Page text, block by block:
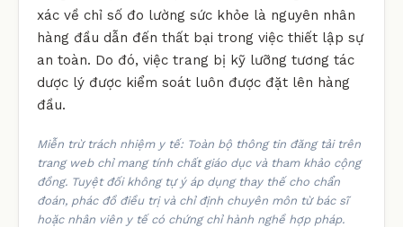
xác về chỉ số đo lường sức khỏe là nguyên nhân
hàng đầu dẫn đến thất bại trong việc thiết lập sự
an toàn. Do đó, việc trang bị kỹ lưỡng tương tác
dược lý được kiểm soát luôn được đặt lên hàng
đầu.
Miễn trừ trách nhiệm y tế: Toàn bộ thông tin đăng tải trên
trang web chỉ mang tính chất giáo dục và tham khảo cộng
đồng. Tuyệt đối không tự ý áp dụng thay thế cho chẩn
đoán, phác đồ điều trị và chỉ định chuyên môn từ bác sĩ
hoặc nhân viên y tế có chứng chỉ hành nghề hợp pháp.